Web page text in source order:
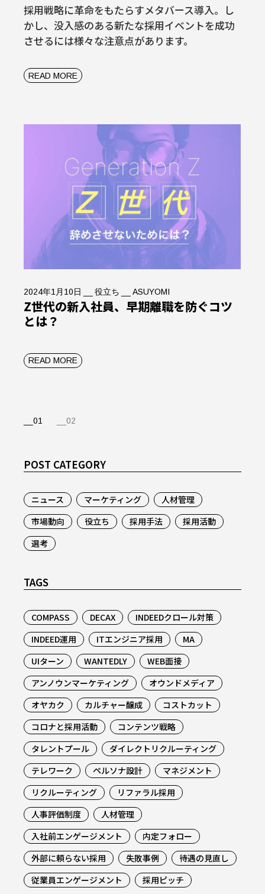
採用戦略に革命をもたらすメタバース導入。し
かし、没入感のある新たな採用イベントを成功
させるには様々な注意点があります。
READ MORE
2024年1月10日 役立ち ASUYOMI
Z世代の新入社員、早期離職を防ぐコツ
とは？
READ MORE
投
ー
送
り
01 02
POST CATEGORY
ニュース マーケティング
人材管理
市場動向
役立ち 採用手法
採用活動
選考
TAGS
COMPASS DECAX
INDEEDクロール対策
INDEED運用
ITエンジニア採用
MA
UIターン
WANTEDLY
WEB面接
アンノウンマーケティング
オウンドメディア
オヤカク
カルチャー醸成
コストカット
コロナと採用活動
コンテンツ戦略
タレントプール
ダイレクトリクルーティング
テレワーク
ペルソナ設計
マネジメント
リクルーティング
リファラル採用
人事評価制度
人材管理
入社前エンゲージメント
内定フォロー
外部に頼らない採用
失敗事例
待遇の見直し
従業員エンゲージメント
採用ピッチ